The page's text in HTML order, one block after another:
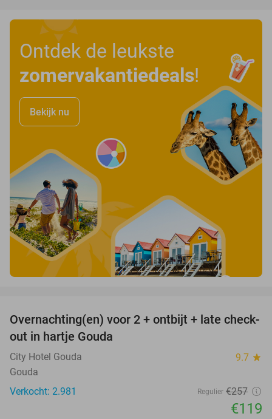
Ontdek de leukste
zomervakantiedeals!
Bekijk nu
54%
Overnachting(en) voor 2 + ontbijt + late check-
out in hartje Gouda
City Hotel Gouda 9.7 star
Gouda
Verkocht: 2.981
Regulier €257
€119